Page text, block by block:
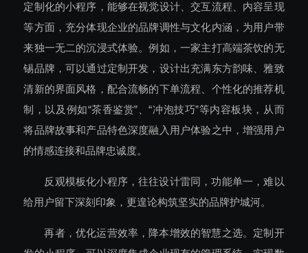
定制化的小程序，能够在视觉设计、交互流程、内容呈现
等方面，充分体现企业的品牌调性与文化内涵，为用户带
来独一无二的沉浸式体验。例如，一家主打高端茶饮的无
锡品牌，可以通过定制开发，设计出充满东方韵味、雅致
清新的界面风格，配合流畅的下单流程、个性化的推荐机
制，以及例如“茶香鉴赏”、“冲泡技巧”等内容板块，从而
将品牌故事和产品特色深度融入用户体验之中，增强用户
的情感连接和品牌忠诚度。
反观模板化小程序，往往设计雷同，功能单一，难以
给用户留下深刻印象，更遑论构筑坚实的品牌护城河。
再者，优化运营效率，降本增效的智慧之选。定制开